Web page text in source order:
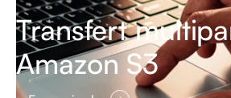
Transfert
Amazon S3